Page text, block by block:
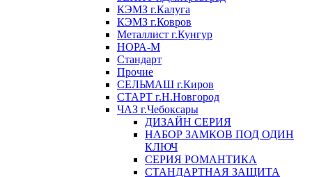
КЭМЗ г.Калуга
КЭМЗ г.Ковров
Металлист г.Кунгур
НОРА-М
Стандарт
Прочие
СЕЛЬМАШ г.Киров
СТАРТ г.Н.Новгород
ЧАЗ г.Чебоксары
ДИЗАЙН СЕРИЯ
НАБОР ЗАМКОВ ПОД ОДИН
КЛЮЧ
СЕРИЯ РОМАНТИКА
СТАНДАРТНАЯ ЗАЩИТА